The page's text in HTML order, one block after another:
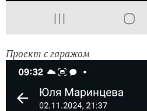
Проект с гаражом